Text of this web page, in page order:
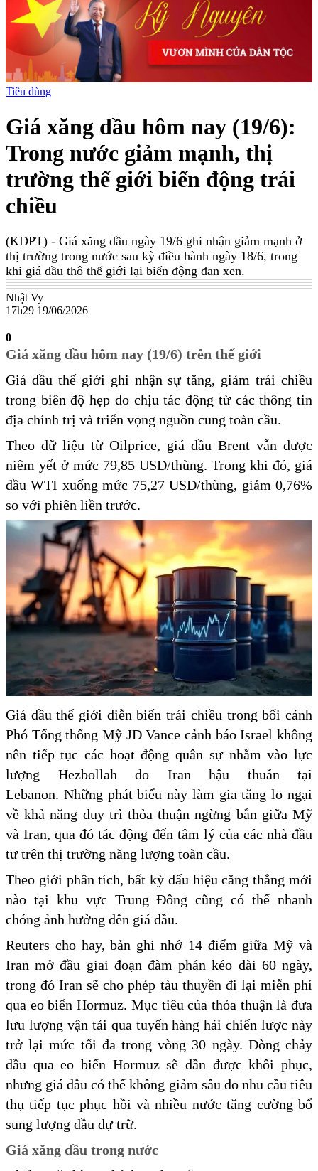
Tiêu dùng
Giá xăng dầu hôm nay (19/6):
Trong nước giảm mạnh, thị
trường thế giới biến động trái
chiều
(KDPT) - Giá xăng dầu ngày 19/6 ghi nhận giảm mạnh ở
thị trường trong nước sau kỳ điều hành ngày 18/6, trong
khi giá dầu thô thế giới lại biến động đan xen.
Nhật Vy
17h29 19/06/2026
0
Giá xăng dầu hôm nay (19/6) trên thế giới
Giá dầu thế giới ghi nhận sự tăng, giảm trái chiều
trong biên độ hẹp do chịu tác động từ các thông tin
địa chính trị và triển vọng nguồn cung toàn cầu.
Theo dữ liệu từ Oilprice, giá dầu Brent vẫn được
niêm yết ở mức 79,85 USD/thùng. Trong khi đó, giá
dầu WTI xuống mức 75,27 USD/thùng, giảm 0,76%
so với phiên liền trước.
Giá dầu thế giới diễn biến trái chiều trong bối cảnh
Phó Tổng thống Mỹ JD Vance cảnh báo Israel không
nên tiếp tục các hoạt động quân sự nhằm vào lực
lượng Hezbollah do Iran hậu thuẫn tại
Lebanon. Những phát biểu này làm gia tăng lo ngại
về khả năng duy trì thỏa thuận ngừng bắn giữa Mỹ
và Iran, qua đó tác động đến tâm lý của các nhà đầu
tư trên thị trường năng lượng toàn cầu.
Theo giới phân tích, bất kỳ dấu hiệu căng thẳng mới
nào tại khu vực Trung Đông cũng có thể nhanh
chóng ảnh hưởng đến giá dầu.
Reuters cho hay, bản ghi nhớ 14 điểm giữa Mỹ và
Iran mở đầu giai đoạn đàm phán kéo dài 60 ngày,
trong đó Iran sẽ cho phép tàu thuyền đi lại miễn phí
qua eo biển Hormuz. Mục tiêu của thỏa thuận là đưa
lưu lượng vận tải qua tuyến hàng hải chiến lược này
trở lại mức tối đa trong vòng 30 ngày. Dòng chảy
dầu qua eo biển Hormuz sẽ dần được khôi phục,
nhưng giá dầu có thể không giảm sâu do nhu cầu tiêu
thụ tiếp tục phục hồi và nhiều nước tăng cường bổ
sung lượng dầu dự trữ.
Giá xăng dầu trong nước